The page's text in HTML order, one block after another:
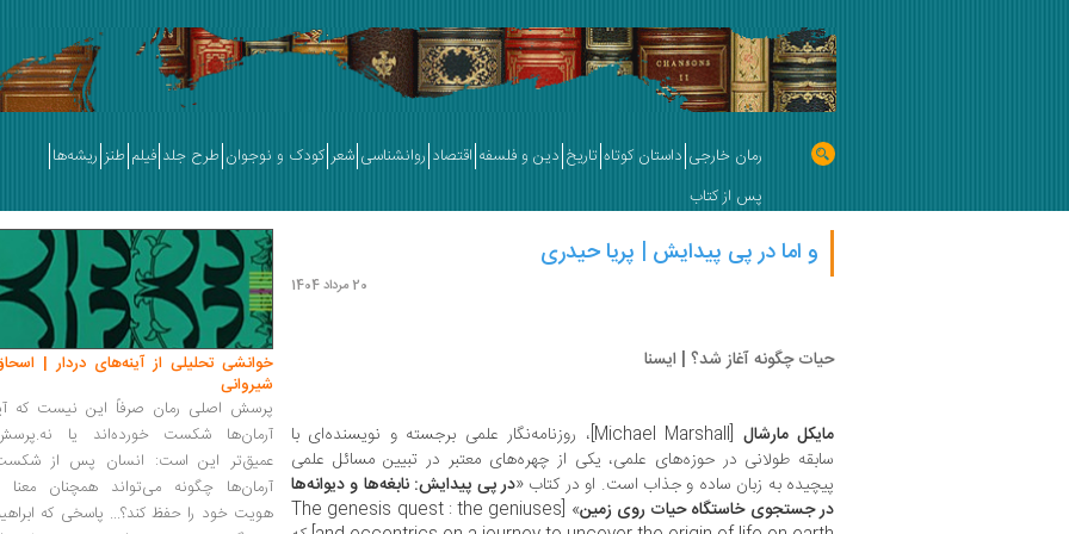
رمان خارجی داستان کوتاه تاریخ دین و فلسفه اقتصاد روانشناسی شعر کودک و نوجوان طرح جلد فیلم طنز ریشه‌ها
پس از کتاب
و اما در پی پیدایش | پریا حیدری
20 مرداد 1404
حیات چگونه آغاز شد؟ | ایسنا
مایکل مارشال
[Michael Marshall]، روزنامه‌نگار علمی برجسته و نویسنده‌ای با
سابقه طولانی در حوزه‌های علمی، یکی از چهره‌های معتبر در تبیین مسائل علمی
پیچیده به زبان ساده و جذاب است. او در کتاب «در پی پیدایش: نابغه‌ها و دیوانه‌ها
در جستجوی خاستگاه حیات روی زمین » [The genesis quest : the geniuses
خوانشی تحلیلی از آینه‌های دردار |
شیروانی
پرسش اصلی رمان صرفاً این نیست که
آرمان‌ها شکست خورده‌اند یا
عمیق‌تر این است: انسان پس از
آرمان‌ها چگونه می‌تواند همچنان معنا
هویت خود را حفظ کند؟... پاسخی که